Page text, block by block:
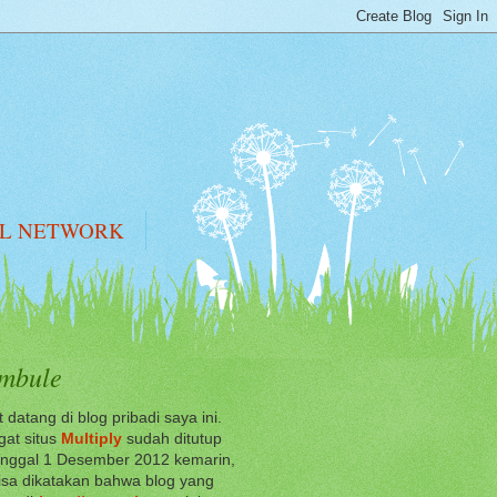
NETWORK
datang di blog pribadi saya ini.
situs Multiplysudah ditutup
1 Desember 2012 kemarin,
dikatakan bahwa blog yang